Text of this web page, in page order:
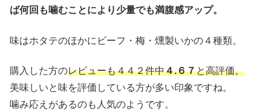
ば何回も噛むことにより少量でも満腹感アップ。
味はホタテのほかにビーフ・梅・燻製いかの４種類。
購入した方のレビューも４４２件中４.６７と高評価。
美味しいと味を評価している方が多い印象ですね。
噛み応えがあるのも人気のようです。